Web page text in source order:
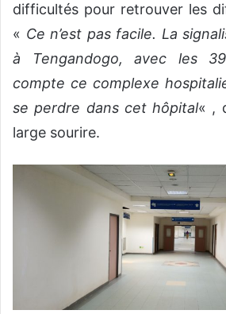
difficultés pour retrouver les
« Ce n’est pas facile. La
à Tengandogo, avec les
compte ce complexe
se perdre dans cet hôpital« ,
large sourire.